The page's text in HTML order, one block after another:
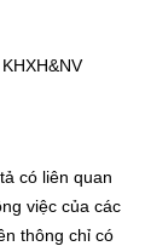
có liên quan
việc của các
thông chỉ có